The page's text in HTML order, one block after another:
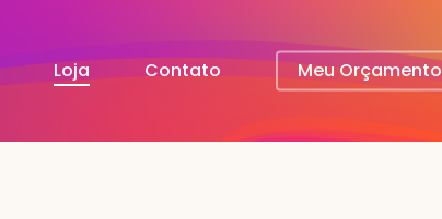
Loja Contato Meu Orçamento